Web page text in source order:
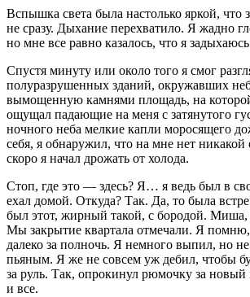
Вспышка света была настолько яркой, что
не сразу. Дыхание перехватило. Я жадно
но мне все равно казалось, что я
Спустя минуту или около того я смог
полуразрушенных зданий, окружавших
вымощенную камнями площадь, на
ощущал падающие на меня с затянутого
ночного неба мелкие капли моросящего
себя, я обнаружил, что на мне нет
скоро я начал дрожать от холода.
Стоп, где это — здесь? Я… я ведь был в
ехал домой. Откуда? Так. Да, то была
был этот, жирный такой, с бородой.
Мы закрытие квартала отмечали. Я
далеко за полночь. Я немного выпил, но не
пьяным. Я же не совсем уж дебил, чтобы
за руль. Так, опрокинул рюмочку за новый
и все.